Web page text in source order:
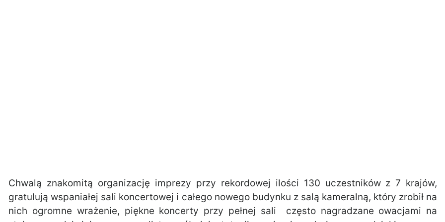
Chwalą znakomitą organizację imprezy przy rekordowej ilości 130 uczestników z 7 krajów,
gratulują wspaniałej sali koncertowej i całego nowego budynku z salą kameralną, który zrobił na
nich ogromne wrażenie, piękne koncerty przy pełnej sali często nagradzane owacjami na